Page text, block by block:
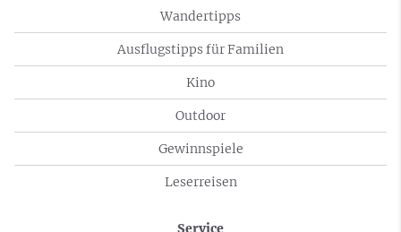
Wandertipps
Ausflugstipps für Familien
Kino
Outdoor
Gewinnspiele
Leserreisen
Service